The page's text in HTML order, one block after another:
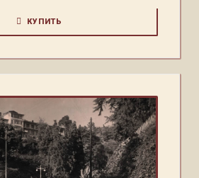
КУПИТЬ